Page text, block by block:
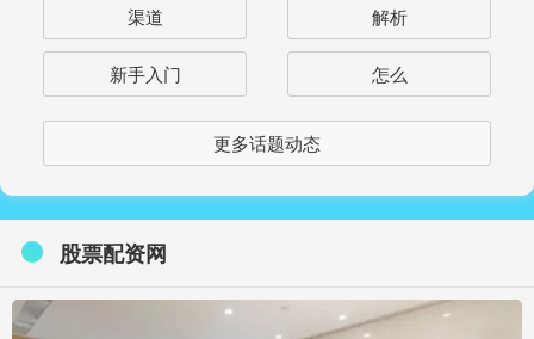
渠道 解析
新手入门 怎么
更多话题动态
股票配资网